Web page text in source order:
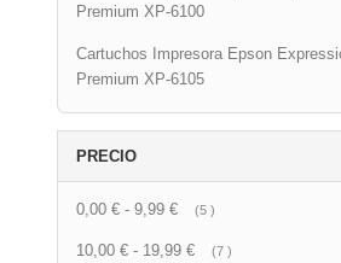
Premium XP-6100
Cartuchos Impresora Epson
Premium XP-6105
PRECIO
0,00 € - 9,99 € 5 artículo
10,00 € - 19,99 € 7 artículo